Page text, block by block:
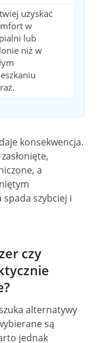
uzyskać
w
lub
niż w
konsekwencja.
a
szybciej i
czy
alternatywy
są
jednak